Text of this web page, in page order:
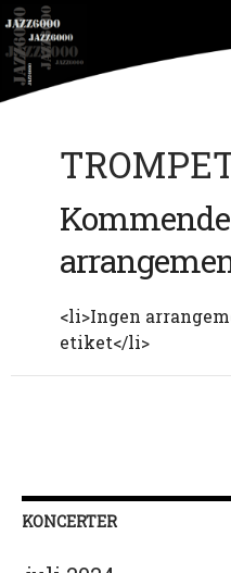
Hop
indhold
Kommende
<li>Ingen
etiket</li>
KONCERTER